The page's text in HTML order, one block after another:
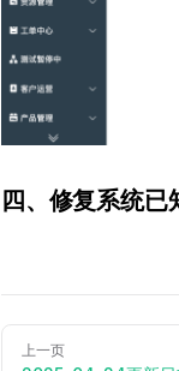
四、修复系统已
上一页